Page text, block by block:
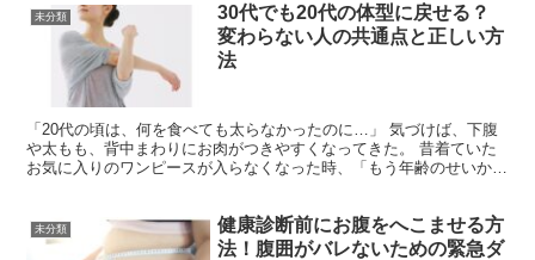
未分類
30代でも20代の体型に戻せる？
変わらない人の共通点と正しい方
法
「20代の頃は、何を食べても太らなかったのに…」 気づけば、下腹
や太もも、背中まわりにお肉がつきやすくなってきた。 昔着ていた
お気に入りのワンピースが入らなくなった時、「もう年齢のせいか
未分類
健康診断前にお腹をへこませる方
法！腹囲がバレないための緊急ダ